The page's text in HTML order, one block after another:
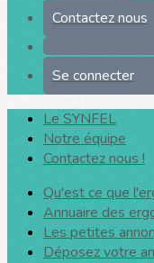
Contactez nous
Se connecter
Le SYNFEL
Notre équipe
Contactez nous !
Qu'est ce que
Annuaire des
Les petites
Déposez votre